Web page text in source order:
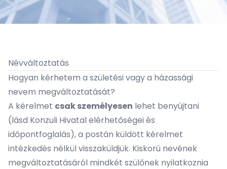
Névváltoztatás
Hogyan kérhetem a születési vagy a házassági
nevem megváltoztatását?
A kérelmet csak személyesen lehet benyújtani
(lásd Konzuli Hivatal elérhetőségei és
időpontfoglalás), a postán küldött kérelmet
intézkedés nélkül visszaküldjük. Kiskorú nevének
megváltoztatásáról mindkét szülőnek nyilatkoznia